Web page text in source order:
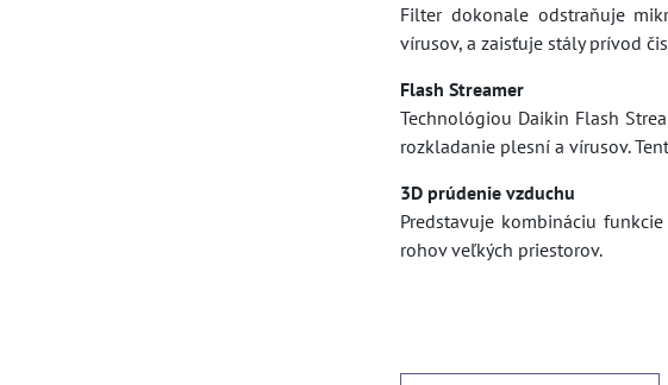
Filter dokonale odstraňuje
vírusov, a zaisťuje stály prívod
Flash Streamer
Technológiou Daikin Flash
rozkladanie plesní a vírusov.
3D prúdenie vzduchu
Predstavuje kombináciu
rohov veľkých priestorov.